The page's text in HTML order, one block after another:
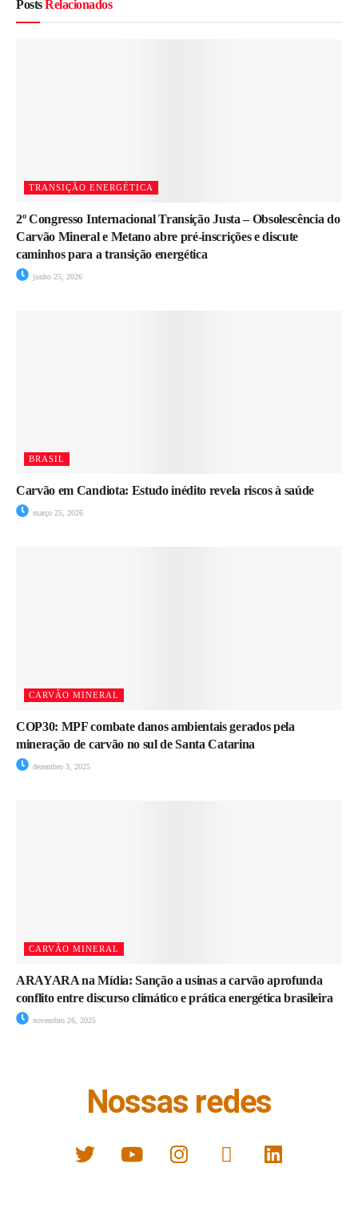
PostsRelacionados
TRANSIÇÃO ENERGÉTICA
2º Congresso Internacional Transição Justa – Obsolescência do
Carvão Mineral e Metano abre pré-inscrições e discute
caminhos para a transição energética
junho 25, 2026
BRASIL
Carvão em Candiota: Estudo inédito revela riscos à saúde
março 25, 2026
CARVÃO MINERAL
COP30: MPF combate danos ambientais gerados pela
mineração de carvão no sul de Santa Catarina
dezembro 3, 2025
CARVÃO MINERAL
ARAYARA na Mídia: Sanção a usinas a carvão aprofunda
conflito entre discurso climático e prática energética brasileira
novembro 26, 2025
Nossas redes